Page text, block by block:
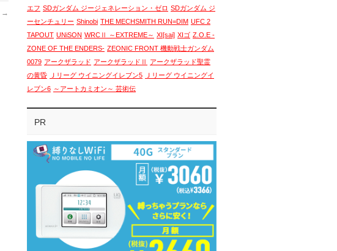
→
エフ SDガンダム ジージェネレーション・ゼロ SDガンダム ジ
ーセンチュリー Shinobi THE MECHSMITH RUN=DIM UFC 2
TAPOUT UNiSON WRCⅡ ～EXTREME～ XI[sai] XIゴ Z.O.E -
ZONE OF THE ENDERS- ZEONIC FRONT 機動戦士ガンダム
0079 アークザラッド アークザラッドⅡ
アークザラッド聖霊
の黄昏
Ｊリーグ ウイニングイレブン5
Ｊリーグ ウイニングイ
レブン6 ～アートカミオン～ 芸術伝
PR